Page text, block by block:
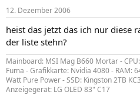
12. Dezember 2006
heist das jetzt das ich nur diese
der liste stehn?
Mainboard: MSI Mag B660 Mortar -
Fuma - Grafikkarte: Nvidia 4080 - RAM:
Watt Pure Power - SSD: Kingston 2TB
Anzeigegerät: LG OLED 83" C17